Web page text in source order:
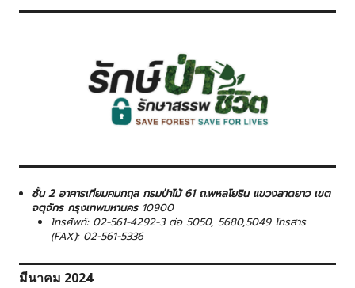
ชั้น 2 อาคารเทียมคมกฤส กรมป่าไม้ 61 ถ.พหลโยธิน แขวงลาดยาว เขต
จตุจักร กรุงเทพมหานคร 10900
โทรศัพท์: 02-561-4292-3 ต่อ 5050, 5680,5049 โทรสาร
(FAX): 02-561-5336
มีนาคม 2024